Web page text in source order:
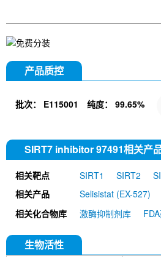
产品质控
批次： E115001 纯度： 99.65%
SIRT7 inhibitor 97491相关产
相关靶点 SIRT1 SIRT2
相关产品
Selisistat (EX-527)
CAY10602
相关化合物库 激酶抑制剂库
生物活性